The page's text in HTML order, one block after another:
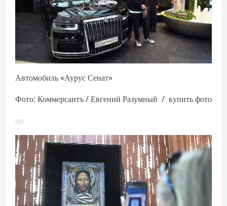
Автомобиль «Аурус Сенат»
Фото: Коммерсантъ / Евгений Разумный / купить фото